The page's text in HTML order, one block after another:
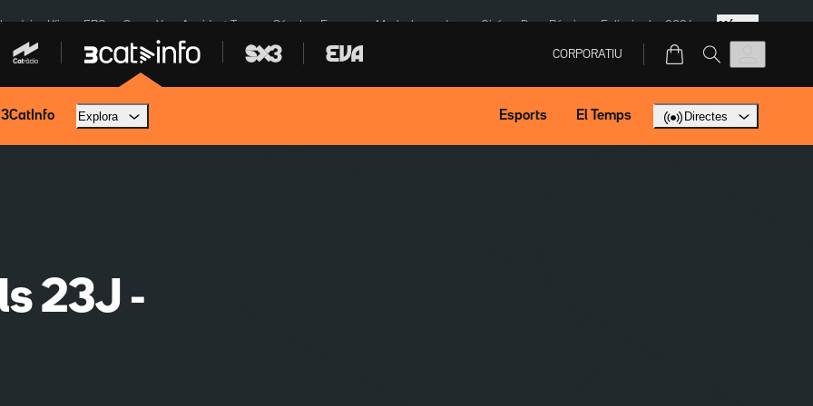
Kíiv ERC SpaceX Accident Tona Sánchez Europa Marlaska Jaume Giró Dron Rússia Eclipsi solar 2026 Més
CORPORATIU
3CatInfo Explora Esports El Temps Directes
23J -